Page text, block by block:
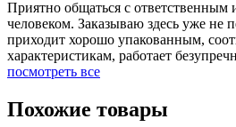
Приятно общаться с
человеком. Заказываю здесь уже не
приходит хорошо упакованным,
характеристикам, работает
посмотреть все
Похожие товары